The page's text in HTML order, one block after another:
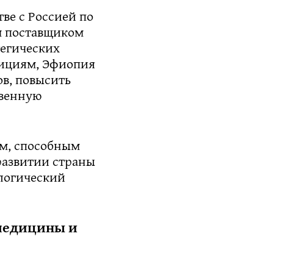
с Россией по
поставщиком
Эфиопия
повысить
способным
страны
и